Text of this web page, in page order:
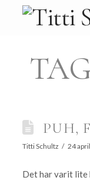
PUH,
Titti Schultz 24
Det har varit lite